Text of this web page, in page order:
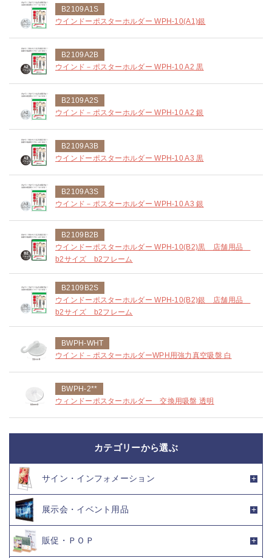
B2109A1S
ウインドーポスターホルダー WPH-10(A1)銀
B2109A2B
ウインド－ポスターホルダー WPH-10 A2 黒
B2109A2S
ウインド－ポスターホルダー WPH-10 A2 銀
B2109A3B
ウインドーポスターホルダー WPH-10 A3 黒
B2109A3S
ウインド－ポスターホルダー WPH-10 A3 銀
B2109B2B
ウインドーポスターホルダー WPH-10(B2)黒 店舗用品
b2サイズ b2フレーム
B2109B2S
ウインドーポスターホルダー WPH-10(B2)銀 店舗用品
b2サイズ b2フレーム
BWPH-WHT
ウインド－ポスターホルダーWPH用強力真空吸盤 白
BWPH-2**
ウィンドーポスターホルダー 交換用吸盤 透明
カテゴリーから選ぶ
サイン・インフォメーション
展示会・イベント用品
販促・ＰＯＰ